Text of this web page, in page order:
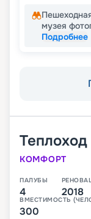
музея
Подробнее
Теплоход
КОМФОРТ
ПАЛУБЫ
4 2018
ВМЕСТИМОСТЬ
300